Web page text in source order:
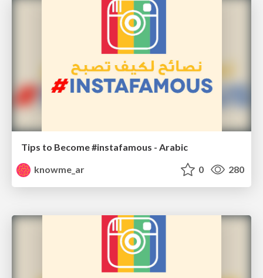
Tips to Become #instafamous - Arabic
knowme_ar
0 280